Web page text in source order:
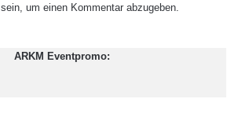
sein, um einen Kommentar abzugeben.
ARKM Eventpromo: